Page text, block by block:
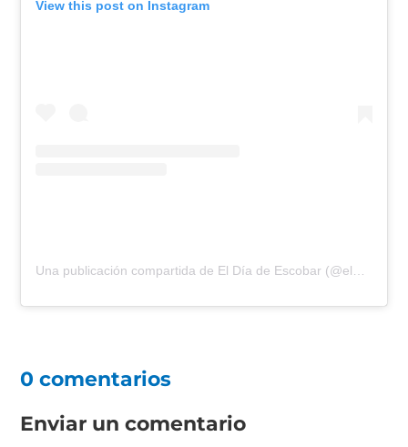
View this post on Instagram
Una publicación compartida de El Día de Escobar (@eldiadeescobar)
0 comentarios
Enviar un comentario